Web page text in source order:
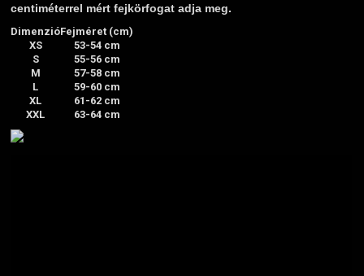
centiméterrel mért fejkörfogat adja meg.
DimenzióFejméret (cm)
XS
53-54 cm
S
55-56 cm
M
57-58 cm
L
59-60 cm
XL
61-62 cm
XXL
63-64 cm